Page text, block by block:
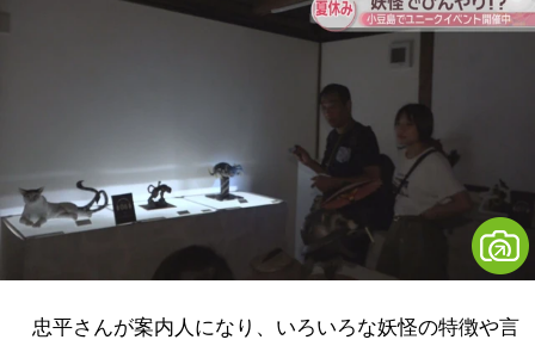
忠平さんが案内人になり、いろいろな妖怪の特徴や言